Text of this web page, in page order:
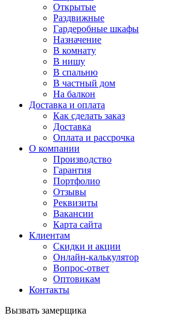
Открытые
Раздвижные
Гардеробные шкафы
Назначение
В комнату
В нишу
В спальню
В частный дом
На балкон
Доставка и оплата
Как сделать заказ
Доставка
Оплата и рассрочка
О компании
Производство
Гарантия
Портфолио
Отзывы
Реквизиты
Вакансии
Карта сайта
Клиентам
Скидки и акции
Онлайн-калькулятор
Вопрос-ответ
Оптовикам
Контакты
Вызвать замерщика